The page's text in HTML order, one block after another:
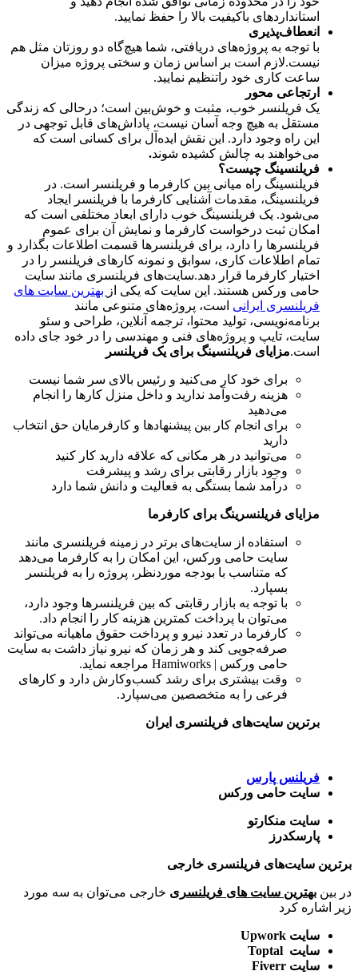
استانداردهای باکیفیت بالا را حفظ نمایید.
انعطاف‌پذیری
با توجه ‌به پروژه‌های دریافتی، شما هیچ‌گاه دو روزتان مثل هم
نیست.لازم است بر اساس زمان و سختی پروژه میزان
ساعت کاری خود راتنظیم نمایید.
ارتجاعی محور
یک فریلنسر خوب، مثبت و خوش‌بین است؛ درحالی‌ که زندگی
مستقل به ‌هیچ‌ وجه آسان نیست، پاداش‌های قابل‌ توجهی در
این راه وجود دارد. این نقش ایده‌آل برای کسانی است که
می‌خواهند به چالش کشیده شوند.
فریلنسینگ چیست؟
فریلنسینگ راه میانی بین کارفرما و فریلنسر است. در
فریلنسینگ، مقدمات آشنایی کارفرما با فریلنسر ایجاد
می‌شود. یک فریلنسینگ خوب دارای ابعاد مختلفی است که
امکان ثبت درخواست کارفرما و نمایش آن برای عموم
فریلنسرها را دارد، برای فریلنسرها قسمت اطلاعات بگذارد و
تمام اطلاعات کاری، سوابق و نمونه کارهای فریلنسر را در
اختیار کارفرما قرار دهد.سایت‌های فریلنسری مانند سایت
حامی ورکس هستند. این سایت که یکی از بهترین سایت های
فریلنسری ایرانی است، پروژه‌های متنوعی مانند
برنامه‌نویسی، تولید محتوا، ترجمه آنلاین، طراحی و سئو
سایت، تایپ و پروژه‌های فنی و مهندسی را در خود جای داده
است.مزایای فریلنسینگ برای یک فریلنسر
برای خود کار می‌کنید و رئیس بالای سر شما نیست
هزینه رفت‌وآمد ندارید و داخل منزل کارها را انجام
می‌دهید
برای انجام کار بین پیشنهادها و کارفرمایان حق انتخاب
دارید
می‌توانید در هر مکانی که علاقه دارید کار کنید
وجود بازار رقابتی برای رشد و پیشرفت
درآمد شما بستگی به فعالیت و دانش شما دارد
مزایای فریلنسرینگ برای کارفرما
استفاده از سایت‌های برتر در زمینه فریلنسری مانند
سایت حامی ورکس، این امکان را به کارفرما می‌دهد
که متناسب با بودجه موردنظر، پروژه را به فریلنسر
بسپارد.
با توجه‌ به بازار رقابتی که بین فریلنسرها وجود دارد،
می‌توان با پرداخت کمترین هزینه کار را انجام داد.
کارفرما در تعدد نیرو و پرداخت حقوق ماهیانه می‌تواند
صرفه‌جویی کند و هر زمان که نیرو نیاز داشت به سایت
حامی ورکس | Hamiworks مراجعه نماید.
وقت بیشتری برای رشد کسب‌وکارش دارد و کارهای
فرعی را به متخصصین می‌سپارد.
برترین سایت‌های فریلنسری ایران
فریلنس پارس
سایت حامی ورکس
سایت منکارتو
پارسکدرز
برترین سایت‌های فریلنسری خارجی
در بین بهترین سایت های فریلنسری خارجی می‌توان به سه مورد
زیر اشاره کرد
سایت Upwork
سایت Toptal
سایت Fiverr